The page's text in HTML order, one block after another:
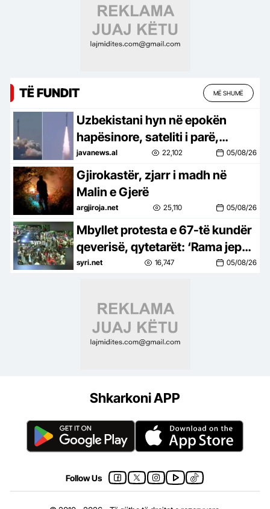
TË FUNDIT MË SHUMË
Uzbekistani hyn në epokën
hapësinore, sateliti i parë,
Samarkand-2028, lëshohet në
orbitë –
javanews.al 22,102 05/08/26
Gjirokastër, zjarr i madh në
Malin e Gjerë
argjiroja.net 25,110 05/08/26
Mbyllet protesta e 67-të kundër
qeverisë, qytetarët: ‘Rama jep
dorëheqjen’
syri.net 16,747 05/08/26
Shkarkoni APP
Follow Us